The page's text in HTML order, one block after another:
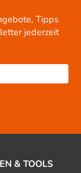
Tipps
jederzeit
& TOOLS